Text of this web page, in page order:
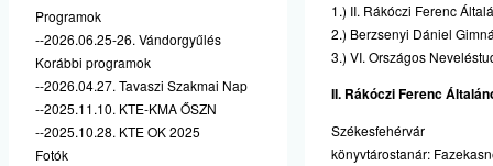
Programok
--2026.06.25-26. Vándorgyűlés
Korábbi programok
--2026.04.27. Tavaszi Szakmai Nap
--2025.11.10. KTE-KMA ŐSZN
--2025.10.28. KTE OK 2025
Fotók
1.) II. Rákóczi Ferenc
2.) Berzsenyi Dániel
3.) VI. Országos
II. Rákóczi Ferenc
Székesfehérvár
könyvtárostanár: